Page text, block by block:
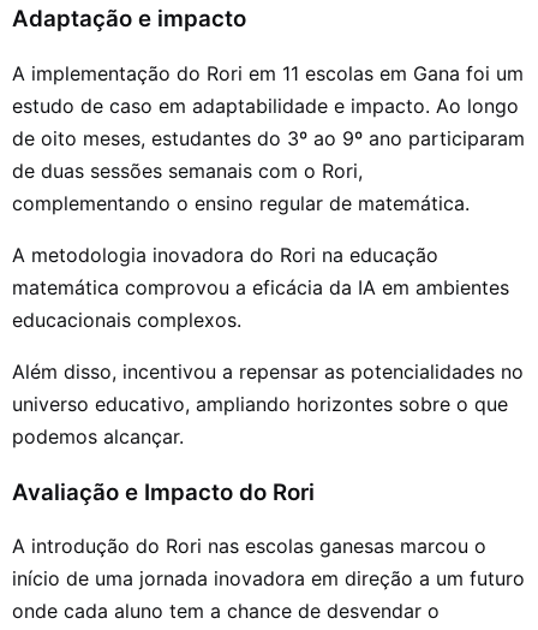
Adaptação e impacto
A implementação do Rori em 11 escolas em Gana foi um
estudo de caso em adaptabilidade e impacto. Ao longo
de oito meses, estudantes do 3º ao 9º ano participaram
de duas sessões semanais com o Rori,
complementando o ensino regular de matemática.
A metodologia inovadora do Rori na educação
matemática comprovou a eficácia da IA em ambientes
educacionais complexos.
Além disso, incentivou a repensar as potencialidades no
universo educativo, ampliando horizontes sobre o que
podemos alcançar.
Avaliação e Impacto do Rori
A introdução do Rori nas escolas ganesas marcou o
início de uma jornada inovadora em direção a um futuro
onde cada aluno tem a chance de desvendar o